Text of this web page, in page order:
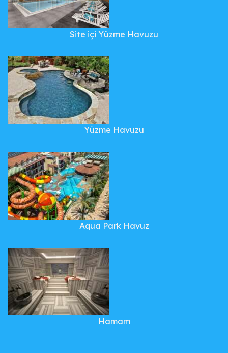
Site içi Yüzme Havuzu
Yüzme Havuzu
Aqua Park Havuz
Hamam